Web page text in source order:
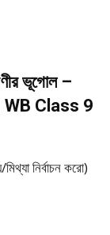
ভূগোল –
| WB Class 9
নির্বাচন করো)